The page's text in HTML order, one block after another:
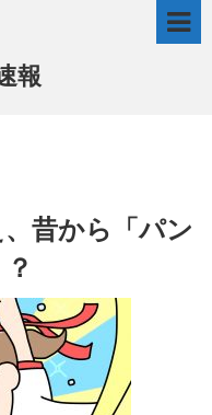
報
昔から「パン